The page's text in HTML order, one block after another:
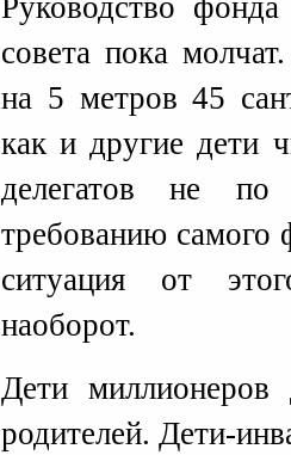
Руководство
совета пока
на 5 метров 45
как и другие дети
делегатов не
требованию самого
ситуация от
наоборот.
Дети
родителей. Дети-